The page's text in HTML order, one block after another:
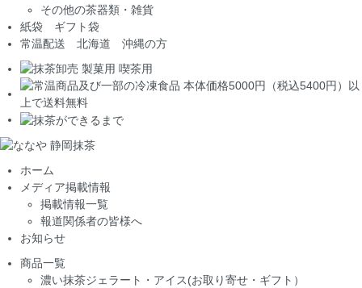
その他の茶器類・雑貨
紙袋 ギフト袋
常温配送 北海道 沖縄の方
ホーム
メディア掲載情報
掲載情報一覧
報道関係者の皆様へ
お知らせ
商品一覧
濃い抹茶ジェラート・アイス(お取り寄せ・ギフト）